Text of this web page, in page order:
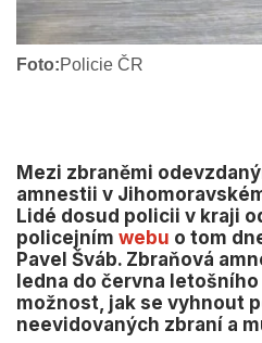
Foto:Policie ČR
Mezi zbraněmi
amnestii v
Lidé dosud policii v kraji
policejním webu o tom
Pavel Šváb. Zbraňová
ledna do června
možnost, jak se vyhnout
neevidovaných zbraní a